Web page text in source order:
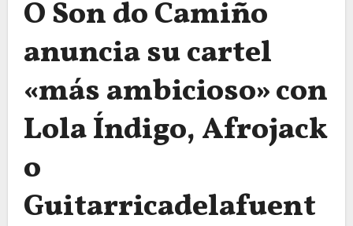
O Son do Camiño
anuncia su cartel
«más ambicioso» con
Lola Índigo, Afrojack
o
Guitarricadelafuent